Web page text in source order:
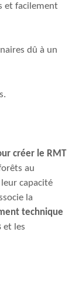
et facilement
dû à un
créer le RMT
au
capacité
la
technique
et les